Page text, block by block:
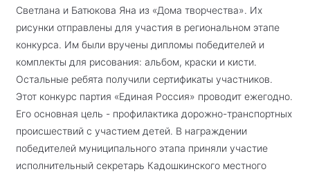
Светлана и Батюкова Яна из «Дома творчества». Их
рисунки отправлены для участия в региональном этапе
конкурса. Им были вручены дипломы победителей и
комплекты для рисования: альбом, краски и кисти.
Остальные ребята получили сертификаты участников.
Этот конкурс партия «Единая Россия» проводит ежегодно.
Его основная цель - профилактика дорожно-транспортных
происшествий с участием детей. В награждении
победителей муниципального этапа приняли участие
исполнительный секретарь Кадошкинского местного